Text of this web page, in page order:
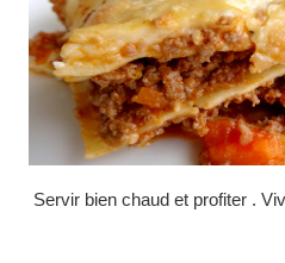
Servir bien chaud et profiter .